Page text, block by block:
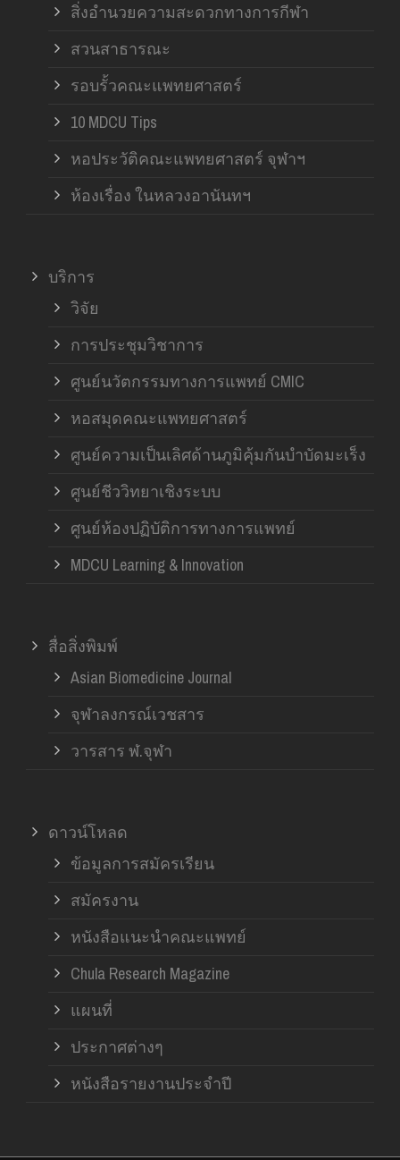
สิ่งอำนวยความสะดวกทางการกีฬา
สวนสาธารณะ
รอบรั้วคณะแพทยศาสตร์
10 MDCU Tips
หอประวัติคณะแพทยศาสตร์ จุฬาฯ
ห้องเรื่อง ในหลวงอานันทฯ
บริการ
วิจัย
การประชุมวิชาการ
ศูนย์นวัตกรรมทางการแพทย์ CMIC
หอสมุดคณะแพทยศาสตร์
ศูนย์ความเป็นเลิศด้านภูมิคุ้มกันบำบัดมะเร็ง
ศูนย์ชีววิทยาเชิงระบบ
ศูนย์ห้องปฏิบัติการทางการแพทย์
MDCU Learning & Innovation
สื่อสิ่งพิมพ์
Asian Biomedicine Journal
จุฬาลงกรณ์เวชสาร
วารสาร ฬ.จุฬา
ดาวน์โหลด
ข้อมูลการสมัครเรียน
สมัครงาน
หนังสือแนะนำคณะแพทย์
Chula Research Magazine
แผนที่
ประกาศต่างๆ
หนังสือรายงานประจำปี